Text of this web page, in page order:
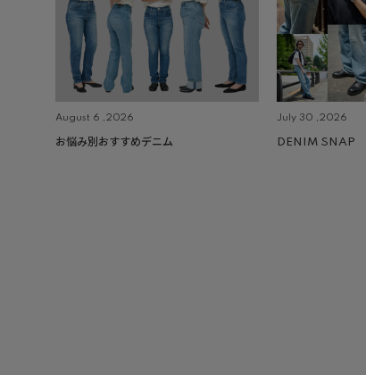
August 6 ,2026
お悩み別おすすめデニム
July 30 ,2026
DENIM SNAP